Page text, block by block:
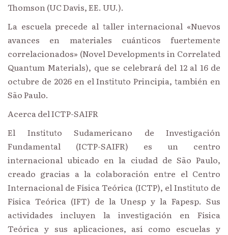
Thomson (UC Davis, EE. UU.).
La escuela precede al taller internacional «Nuevos
avances en materiales cuánticos fuertemente
correlacionados» (Novel Developments in Correlated
Quantum Materials), que se celebrará del 12 al 16 de
octubre de 2026 en el Instituto Principia, también en
São Paulo.
Acerca del ICTP-SAIFR
El Instituto Sudamericano de Investigación
Fundamental (ICTP-SAIFR) es un centro
internacional ubicado en la ciudad de São Paulo,
creado gracias a la colaboración entre el Centro
Internacional de Física Teórica (ICTP), el Instituto de
Física Teórica (IFT) de la Unesp y la Fapesp. Sus
actividades incluyen la investigación en Física
Teórica y sus aplicaciones, así como escuelas y